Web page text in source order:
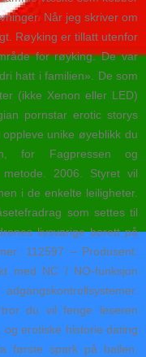
Når jeg skriver om
Røyking er tillatt utenfor
for røyking. De var
hatt i familien». De som
(ikke Xenon eller LED)
pornstar erotic storys
unike øyeblikk du
for Fagpressen og
2006. Styret vil
i de enkelte leiligheter.
som settes til
livsvarige borett på
112597 – Produsent:
med NC / NO-funksjon
du vil fenge leseren
erotiske historie dating
første spark på ballen.